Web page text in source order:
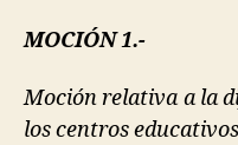
MOCIÓN 1.-
Moción relativa a la
los centros